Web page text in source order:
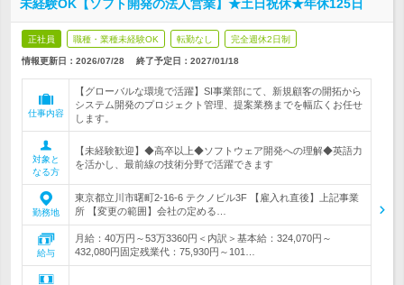
未経験OK【ソフト開発の法人営業】★土日祝休★年休125日
正社員 職種・業種未経験OK 転勤なし 完全週休2日制
情報更新日：2026/07/28 終了予定日： 2027/01/18
仕事内容
【グローバルな環境で活躍】SI事業部にて、新規顧客の開拓から
システム開発のプロジェクト管理、提案業務までを幅広くお任せ
します。
対象と
なる方
【未経験歓迎】◆高卒以上◆ソフトウェア開発への理解◆英語力
を活かし、最前線の技術分野で活躍できます
勤務地
東京都立川市曙町2-16-6 テクノビル3F 【雇入れ直後】上記事業
所 【変更の範囲】会社の定める…
給与
月給：40万円～53万3360円＜内訳＞基本給：324,070円～
432,080円固定残業代：75,930円～101…